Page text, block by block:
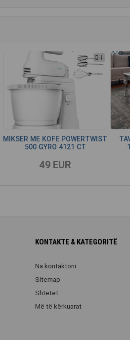
1
MIKSER ME KOFE POWERTWIST
500 GYRO 4121 CT
49 EUR
KONTAKTE & KATEGORITË
Na kontaktoni
Sitemap
Shtetet
Më të kërkuarat